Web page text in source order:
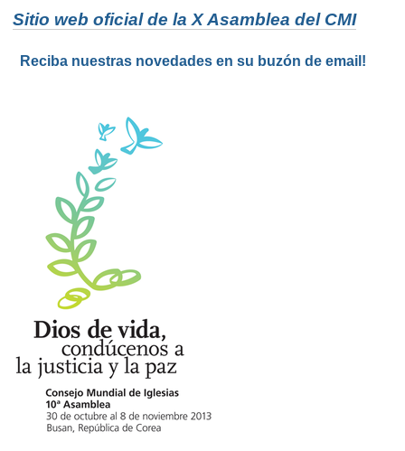
Sitio web oficial de la X Asamblea del CMI
Reciba nuestras novedades en su buzón de email!